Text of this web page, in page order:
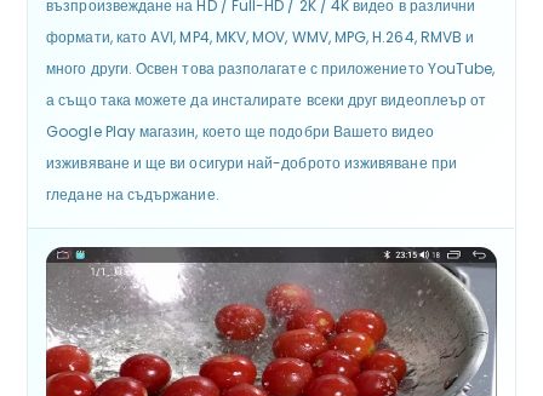
възпроизвеждане на HD / Full-HD / 2K / 4K видео в различни
формати, като AVI, MP4, MKV, MOV, WMV, MPG, H.264, RMVB и
много други. Освен това разполагате с приложението YouTube,
а също така можете да инсталирате всеки друг видеоплеър от
Google Play магазин, което ще подобри Вашето видео
изживяване и ще ви осигури най-доброто изживяване при
гледане на съдържание.